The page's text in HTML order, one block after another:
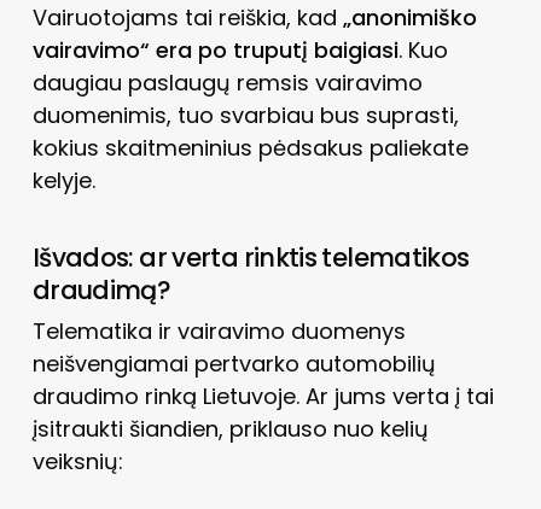
Vairuotojams tai reiškia, kad „anonimiško
vairavimo“ era po truputį baigiasi. Kuo
daugiau paslaugų remsis vairavimo
duomenimis, tuo svarbiau bus suprasti,
kokius skaitmeninius pėdsakus paliekate
kelyje.
Išvados: ar verta rinktis telematikos
draudimą?
Telematika ir vairavimo duomenys
neišvengiamai pertvarko automobilių
draudimo rinką Lietuvoje. Ar jums verta į tai
įsitraukti šiandien, priklauso nuo kelių
veiksnių: